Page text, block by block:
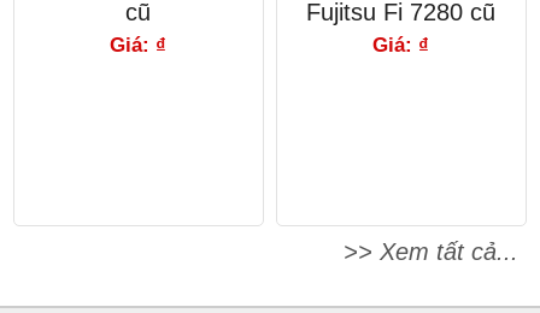
cũ
Giá: ₫
Fujitsu Fi 7280 cũ
Giá: ₫
>> Xem tất cả...